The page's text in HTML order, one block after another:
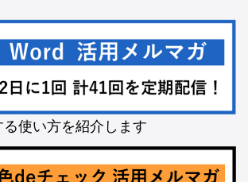
使い方を紹介します